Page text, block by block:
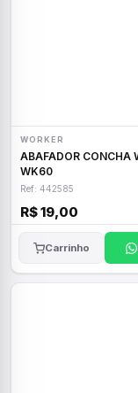
WORKER
ABAFADOR CONCHA
WK60
Ref: 442585
R$ 19,00
Carrinho